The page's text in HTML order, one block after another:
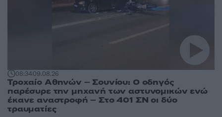
08:3409.08.26
Τροχαίο Αθηνών – Σουνίου: Ο οδηγός
παρέσυρε την μηχανή των αστυνομικών ενώ
έκανε αναστροφή – Στο 401 ΣΝ οι δύο
τραυματίες